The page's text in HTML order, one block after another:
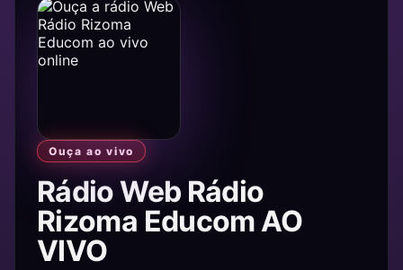
Ouça ao vivo
Rádio Web Rádio
Rizoma Educom AO
VIVO